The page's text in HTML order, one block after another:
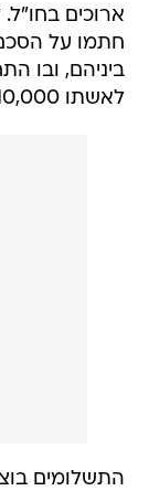
חתמו על
ביניהם, ובו
לאשתו 10,000 דולר בחודש, למשך כמעט עשור.
התשלומים